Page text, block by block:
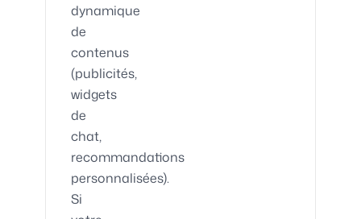
dynamique
de
contenus
(publicités,
widgets
de
chat,
recommandations
personnalisées).
Si